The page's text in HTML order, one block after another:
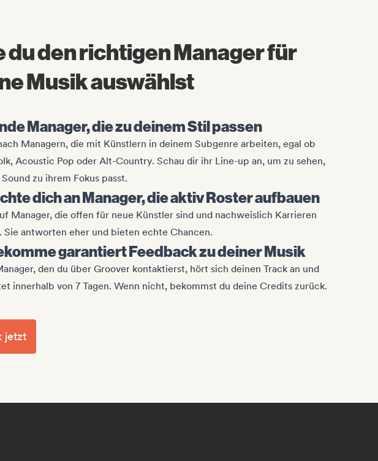
du den richtigen Manager für
Musik auswählst
Manager, die zu deinem Stil passen
Managern, die mit Künstlern in deinem Subgenre arbeiten, egal ob
Acoustic Pop oder Alt-Country. Schau dir ihr Line-up an, um zu sehen,
zu ihrem Fokus passt.
dich an Manager, die aktiv Roster aufbauen
Manager, die offen für neue Künstler sind und nachweislich Karrieren
Sie antworten eher und bieten echte Chancen.
garantiert Feedback zu deiner Musik
den du über Groover kontaktierst, hört sich deinen Track an und
innerhalb von 7 Tagen. Wenn nicht, bekommst du deine Credits zurück.
jetzt